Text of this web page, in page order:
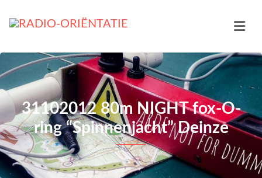
31102012 80m NIGHT fox-O-
ring “Spinnenjacht” Deinze